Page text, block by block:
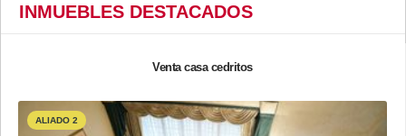
INMUEBLES DESTACADOS
Venta casa cedritos
ALIADO 2